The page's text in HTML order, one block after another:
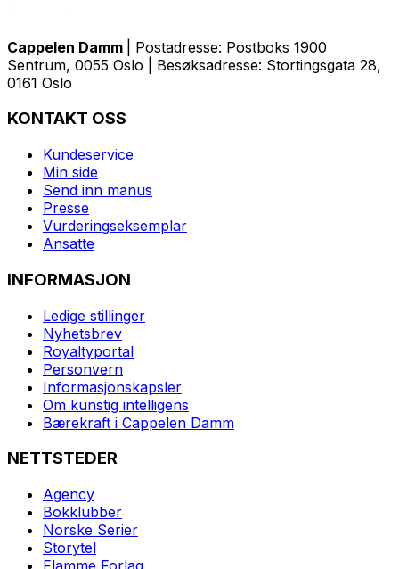
Cappelen Damm
| Postadresse: Postboks 1900
Sentrum, 0055 Oslo | Besøksadresse: Stortingsgata 28,
0161 Oslo
KONTAKT OSS
Kundeservice
Min side
Send inn manus
Presse
Vurderingseksemplar
Ansatte
INFORMASJON
Ledige stillinger
Nyhetsbrev
Royaltyportal
Personvern
Informasjonskapsler
Om kunstig intelligens
Bærekraft i Cappelen Damm
NETTSTEDER
Agency
Bokklubber
Norske Serier
Storytel
Flamme Forlag